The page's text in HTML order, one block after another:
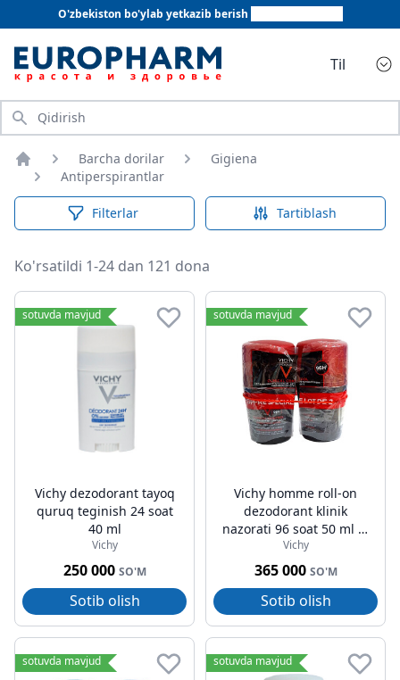
O'zbekiston bo'ylab yetkazib berish
Til
Qidirish
Bosh sahifa
Barcha dorilar
Gigiena
Antiperspirantlar
Filterlar Tartiblash
Ko'rsatildi 1-24 dan 121 dona
Antiperspirantlar
sotuvda mavjud
Vichy dezodorant tayoq
quruq teginish 24 soat
40 ml
Vichy
250 000 SO'M
Sotib olish
sotuvda mavjud
Vichy homme roll-on
dezodorant klinik
nazorati 96 soat 50 ml (2
dona)
Vichy
365 000 SO'M
Sotib olish
sotuvda mavjud sotuvda mavjud